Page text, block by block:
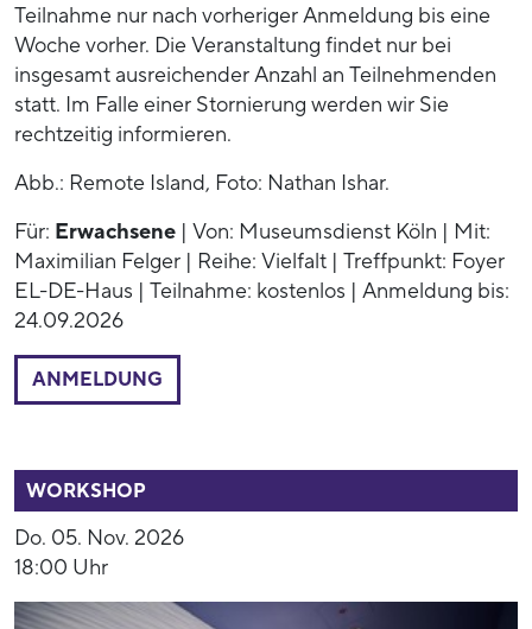
Teilnahme nur nach vorheriger Anmeldung bis eine
Woche vorher. Die Veranstaltung findet nur bei
insgesamt ausreichender Anzahl an Teilnehmenden
statt. Im Falle einer Stornierung werden wir Sie
rechtzeitig informieren.
Abb.: Remote Island, Foto: Nathan Ishar.
Für: Erwachsene | Von: Museumsdienst Köln | Mit:
Maximilian Felger | Reihe: Vielfalt | Treffpunkt: Foyer
EL-DE-Haus | Teilnahme: kostenlos | Anmeldung bis:
24.09.2026
ANMELDUNG
WORKSHOP
Do. 05. Nov. 2026
18:00 Uhr